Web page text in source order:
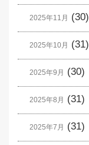
2025年11月 (30)
2025年10月 (31)
2025年9月 (30)
2025年8月 (31)
2025年7月 (31)